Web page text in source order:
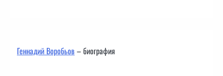
Геннадий Воробьов– биография